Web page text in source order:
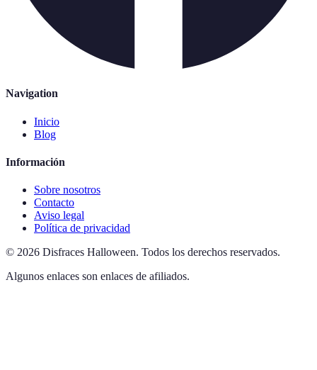
Navigation
Inicio
Blog
Información
Sobre nosotros
Contacto
Aviso legal
Política de privacidad
© 2026 Disfraces Halloween. Todos los derechos reservados.
Algunos enlaces son enlaces de afiliados.